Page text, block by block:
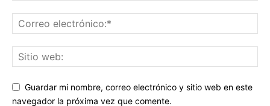
Guardar mi nombre, correo electrónico y sitio web en este
navegador la próxima vez que comente.